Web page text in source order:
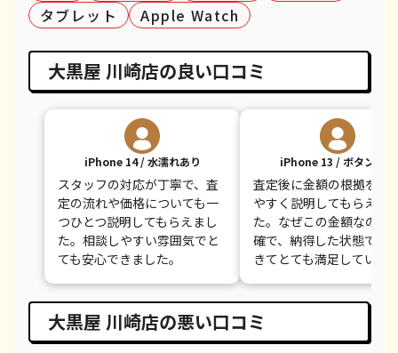
iPhone 7
iPhone 7 Plus
都度見積(非公開)
都度見積(非公開)
タブレット
Apple Watch
大黒屋 川崎店の良い口コミ
iPhone 14 / 水濡れあり
スタッフの対応が丁寧で、査
定の流れや価格についても一
つひとつ説明してもらえまし
た。相談しやすい雰囲気でと
ても安心できました。
iPhone 13 / ボタン不良
査定後に金額の根拠をわ
やすく説明してもらえま
た。なぜこの金額なのか
確で、納得した状態で売
きてとても満足していま
大黒屋 川崎店の悪い口コミ